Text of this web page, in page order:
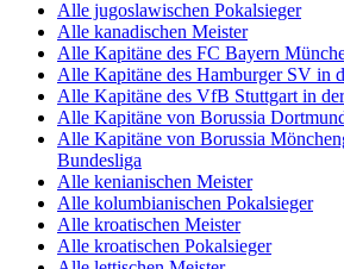
Alle jugoslawischen Pokalsieger
Alle kanadischen Meister
Alle Kapitäne des FC Bayern
Alle Kapitäne des Hamburger SV in
Alle Kapitäne des VfB Stuttgart in
Alle Kapitäne von Borussia
Alle Kapitäne von Borussia
Bundesliga
Alle kenianischen Meister
Alle kolumbianischen Pokalsieger
Alle kroatischen Meister
Alle kroatischen Pokalsieger